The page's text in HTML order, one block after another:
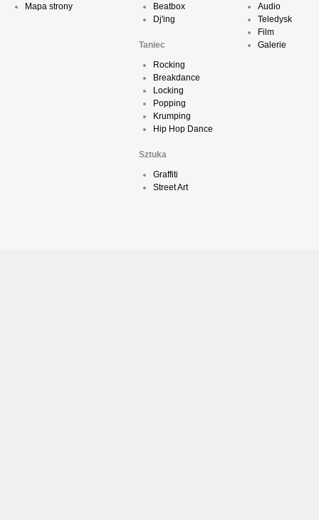
Mapa strony
Beatbox
Dj'ing
Taniec
Rocking
Breakdance
Locking
Popping
Krumping
Hip Hop Dance
Sztuka
Graffiti
Street Art
Audio
Teledysk
Film
Galerie